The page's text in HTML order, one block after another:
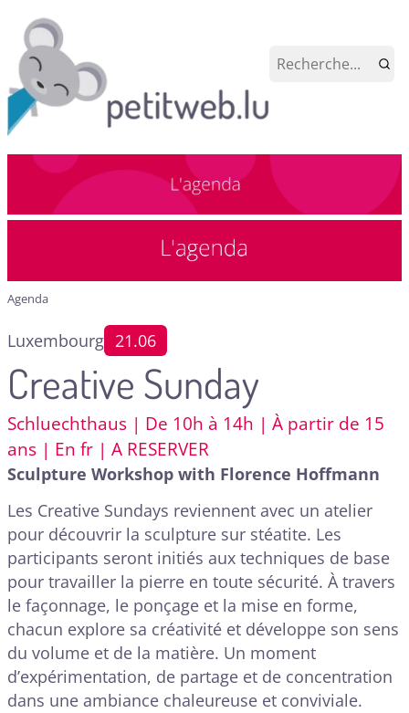
Agenda
Luxembourg 21.06
Creative Sunday
Schluechthaus | De 10h à 14h | À partir de 15
ans | En fr | A RESERVER
Sculpture Workshop with Florence Hoffmann
Les Creative Sundays reviennent avec un atelier
pour découvrir la sculpture sur stéatite. Les
participants seront initiés aux techniques de base
pour travailler la pierre en toute sécurité. À travers
le façonnage, le ponçage et la mise en forme,
chacun explore sa créativité et développe son sens
du volume et de la matière. Un moment
d’expérimentation, de partage et de concentration
dans une ambiance chaleureuse et conviviale.